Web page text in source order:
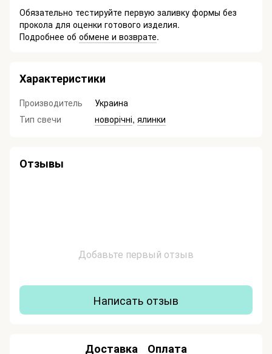
Обязательно тестируйте первую заливку формы без
прокола для оценки готового изделия.
Подробнее об обмене и возврате.
Характеристики
Производитель
Украина
Тип свечи
новорічні, ялинки
Отзывы
Добавьте первый отзыв
Написать отзыв
Доставка Оплата